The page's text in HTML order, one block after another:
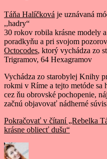
Táňa Halíčková je uznávaná
,,hadry“
30 rokov robila krásne modely
poradkyňu a pri svojom
Octocodes, ktorý vychádza zo
Trigramov, 64 Hexagramov
Vychádza zo starobylej Knihy
rokmi v Ríme a tejto metóde
cez ňu obrovské pochopenie,
začnú objavovať nádherné
Pokračovať v čítaní„Rebelka
krásne obliecť dušu“